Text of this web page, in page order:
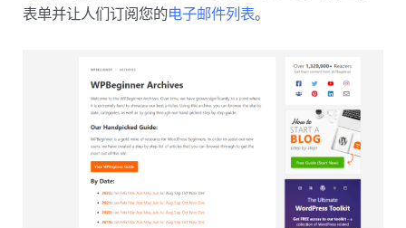
表单并让人们订阅您的电子邮件列表。